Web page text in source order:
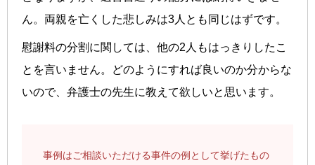
ん。両親を亡くした悲しみは3人とも同じはずです。
慰謝料の分割に関しては、他の2人もはっきりしたこ
とを言いません。どのようにすれば良いのか分からな
いので、弁護士の先生に教えて欲しいと思います。
事例はご相談いただける事件の例として挙げたもの